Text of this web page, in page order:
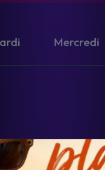
Mercredi